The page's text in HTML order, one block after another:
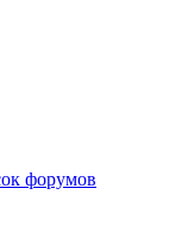
форумов